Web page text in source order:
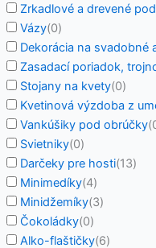
Zrkadlové a drevené
Vázy(0)
Dekorácia na svadobné
Zasadací poriadok,
Stojany na kvety(0)
Kvetinová výzdoba z
Vankúšiky pod obrúčky(
Svietniky(0)
Darčeky pre hosti(13)
Minimedíky(4)
Minidžemíky(3)
Čokoládky(0)
Alko-flaštičky(6)